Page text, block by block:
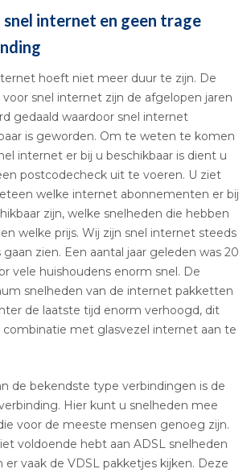
snel internet en geen trage
hoeft niet meer duur te zijn. De
voor snel internet zijn de afgelopen jaren
gedaald waardoor snel internet
is geworden. Om te weten te komen
internet er bij u beschikbaar is dient u
postcodecheck uit te voeren. U ziet
welke internet abonnementen er bij
zijn, welke snelheden die hebben
welke prijs. Wij zijn snel internet steeds
gaan zien. Een aantal jaar geleden was 20
vele huishoudens enorm snel. De
snelheden van de internet pakketten
de laatste tijd enorm verhoogd, dit
combinatie met glasvezel internet aan te
de bekendste type verbindingen is de
Hier kunt u snelheden mee
voor de meeste mensen genoeg zijn.
voldoende hebt aan ADSL snelheden
er vaak de VDSL pakketjes kijken. Deze